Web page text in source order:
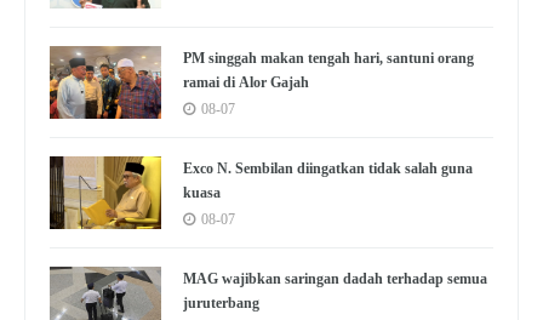
PM singgah makan tengah hari, santuni orang
ramai di Alor Gajah
08-07
Exco N. Sembilan diingatkan tidak salah guna
kuasa
08-07
MAG wajibkan saringan dadah terhadap semua
juruterbang